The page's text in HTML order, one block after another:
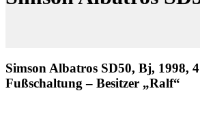
Simson Albatros SD50, Bj, 1998,
Fußschaltung – Besitzer „Ralf“